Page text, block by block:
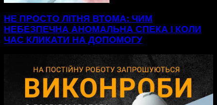
НЕ ПРОСТО ЛІТНЯ ВТОМА: ЧИМ
НЕБЕЗПЕЧНА АНОМАЛЬНА СПЕКА І КОЛИ
ЧАС КЛИКАТИ НА ДОПОМОГУ